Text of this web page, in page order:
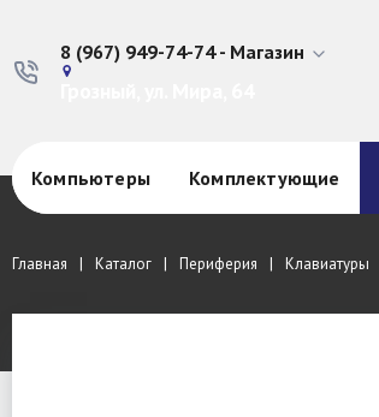
8 (967) 949-74-74 - Магазин
Компьютеры Комплектующие
Главная Каталог Периферия Клавиатуры